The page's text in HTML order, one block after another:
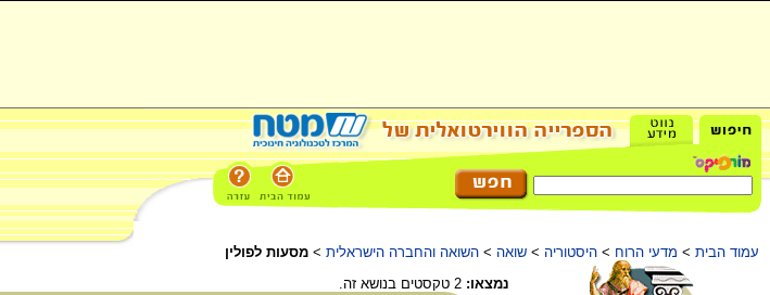
עמוד הבית > מדעי הרוח > היסטוריה > שואה > השואה והחברה הישראלית > מסעות לפולין
נמצאו: